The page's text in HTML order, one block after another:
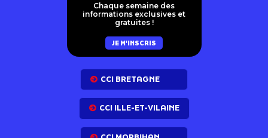
Chaque semaine des
informations exclusives et
gratuites !
JE M'INSCRIS
CCI BRETAGNE
CCI ILLE-ET-VILAINE